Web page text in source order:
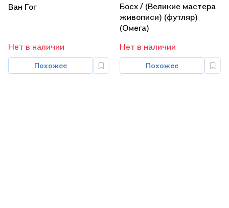
Ван Гог
Нет в наличии
Похожее
Босх / (Великие мастера
живописи) (футляр)
(Омега)
Нет в наличии
Похожее